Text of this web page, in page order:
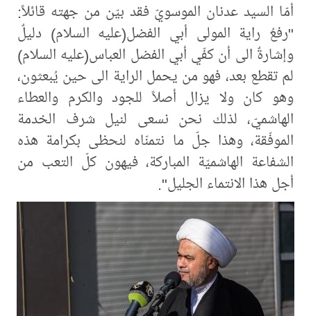
أمّا السيد عدنان الموسويّ فقد بيّن من جهته قائلاً:
"رفعُ راية المولى أبي الفضل(عليه السلام) دليلٌ
وإشارةٌ الى أن كفّي أبي الفضل العباس(عليه السلام)
لم تقطع بعد، فهو من يحمل الراية الى حين يُبعثون،
وهو كان ولا يزال أصلاً للجود والكرم والعطاء
الهاشميّ، لذلك نحن نسعى لنيل شرف الخدمة
الموفّقة، وهذا جلّ ما نتمنّاه لنحظى بكرامة هذه
الشفاعة الهاشميّة المباركة، فيهون كلّ التعب من
أجل هذا الانتماء الجليل".